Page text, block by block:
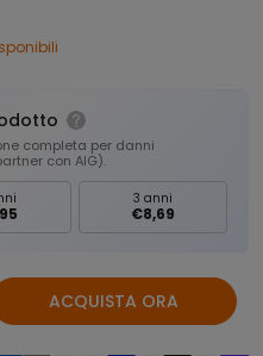
completa per danni
con AIG).
3 anni
€8,69
ACQUISTA ORA